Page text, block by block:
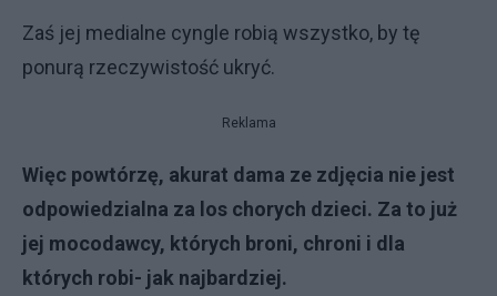
Zaś jej medialne cyngle robią wszystko, by tę
ponurą rzeczywistość ukryć.
Reklama
Więc powtórzę, akurat dama ze zdjęcia nie jest
odpowiedzialna za los chorych dzieci. Za to już
jej mocodawcy, których broni, chroni i dla
których robi- jak najbardziej.